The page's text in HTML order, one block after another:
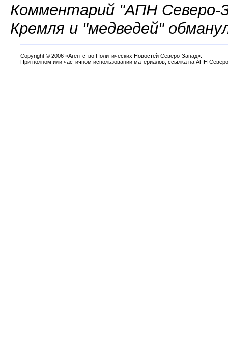
Комментарий "АПН Северо-
Кремля и "медведей"
Copyright © 2006 «Агентство Политических Новостей Северо-Запад».
При полном или частичном использовании материалов, ссылка на АПН